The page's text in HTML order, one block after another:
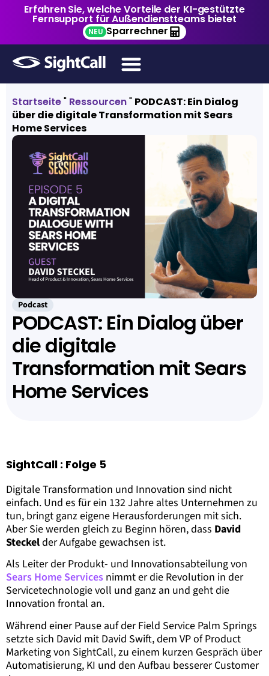
Erfahren Sie, welche Vorteile der KI-gestützte
Fernsupport für Außendienstteams bietet
NEU Sparrechner
Startseite" Ressourcen" PODCAST: Ein Dialog
über die digitale Transformation mit Sears
Home Services
Podcast
PODCAST: Ein Dialog über
die digitale
Transformation mit Sears
Home Services
SightCall : Folge 5
Digitale Transformation und Innovation sind nicht
einfach. Und es für ein 132 Jahre altes Unternehmen zu
tun, bringt ganz eigene Herausforderungen mit sich.
Aber Sie werden gleich zu Beginn hören, dass David
Steckelder Aufgabe gewachsen ist.
Als Leiter der Produkt- und Innovationsabteilung von
Sears Home Services nimmt er die Revolution in der
Servicetechnologie voll und ganz an und geht die
Innovation frontal an.
Während einer Pause auf der Field Service Palm Springs
setzte sich David mit David Swift, dem VP of Product
Marketing von SightCall, zu einem kurzen Gespräch über
Automatisierung, KI und den Aufbau besserer Customer